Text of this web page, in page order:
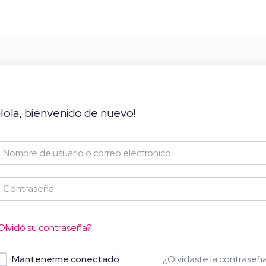
bienvenido de nuevo!
su contraseña?
Mantenerme conectado ¿Olvidaste la